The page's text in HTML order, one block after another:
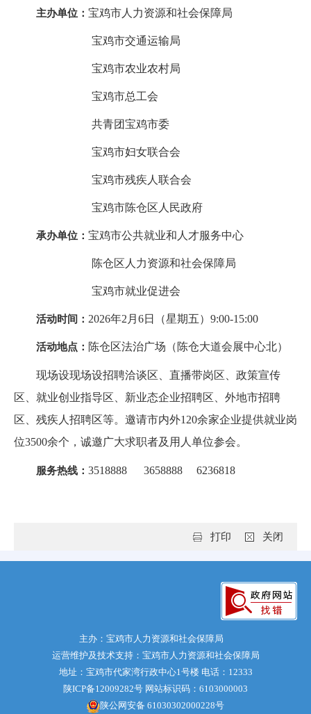
主办单位： 宝鸡市人力资源和社会保障局
宝鸡市交通运输局
宝鸡市农业农村局
宝鸡市总工会
共青团宝鸡市委
宝鸡市妇女联合会
宝鸡市残疾人联合会
宝鸡市陈仓区人民政府
承办单位： 宝鸡市公共就业和人才服务中心
陈仓区人力资源和社会保障局
宝鸡市就业促进会
活动时间： 2026年2月6日（星期五）9:00-15:00
活动地点： 陈仓区法治广场（陈仓大道会展中心北）
现场设现场设招聘洽谈区、直播带岗区、政策宣传
区、就业创业指导区、新业态企业招聘区、外地市招聘
区、残疾人招聘区等。邀请市内外120余家企业提供就业岗
位3500余个，诚邀广大求职者及用人单位参会。
服务热线： 3518888 3658888 6236818
关闭
打印
主办：宝鸡市人力资源和社会保障局
运营维护及技术支持：宝鸡市人力资源和社会保障局
地址：宝鸡市代家湾行政中心1号楼 电话：12333
陕ICP备12009282号 网站标识码：6103000003
陕公网安备 61030302000228号